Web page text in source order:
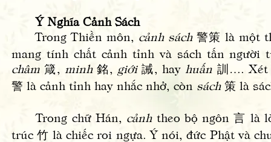
Ý Nghĩa Cảnh Sách
Trong Thiền môn, cảnh sách警策 là một
mang tính chất cảnh tỉnh và sách tấn người
châm 箴, minh銘, giới誡, hay huấn 訓…. Xét
警 là cảnh tỉnh hay nhắc nhở, còn sách策 là
Trong chữ Hán, cảnhtheo bộ ngôn 言 là
trúc 竹 là chiếc roi ngựa. Ý nói, đức Phật và